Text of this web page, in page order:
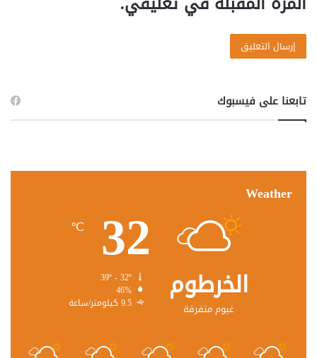
تابعنا على فيسبوك
Weather
الخرطوم
غيوم متفرقة
32
℃
46%
9.5 كيلومتر/ساعة